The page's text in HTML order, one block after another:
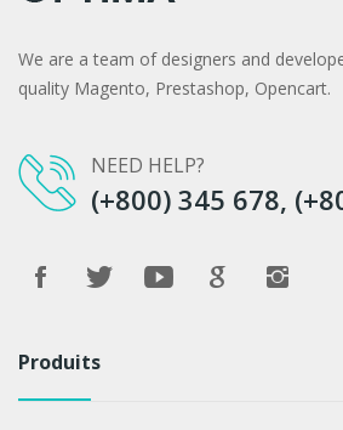
We are a team of designers and
quality Magento, Prestashop, Opencart.
NEED HELP?
(+800) 345 678,
Produits